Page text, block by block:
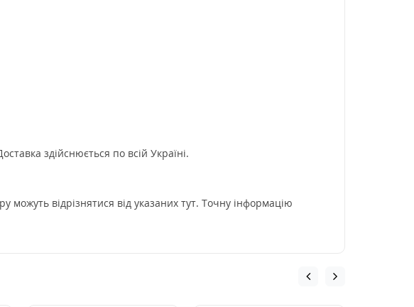
здійснюється по всій Україні.
відрізнятися від указаних тут. Точну інформацію